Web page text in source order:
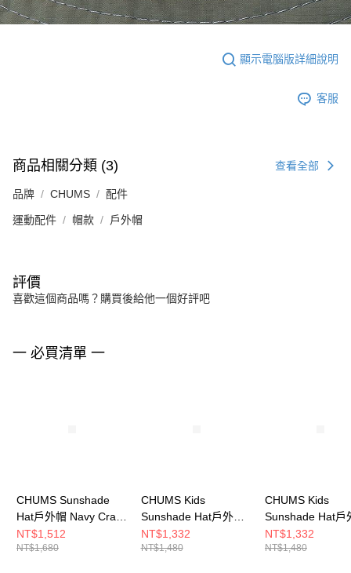
顯示電腦版詳細說明
客服
商品相關分類 (3) 查看全部
品牌 CHUMS 配件
運動配件 帽款 戶外帽
評價
喜歡這個商品嗎？購買後給他一個好評吧
一 必買清單 一
CHUMS Sunshade
Hat戶外帽 Navy Crazy
CH051471C075
NT$1,512
NT$1,680
CHUMS Kids
Sunshade Hat戶外帽
Blue Crazy
CH251075C078
NT$1,332
NT$1,480
CHUMS Kids
Sunshade Hat戶
Navy Crazy
CH251075C075
NT$1,332
NT$1,480